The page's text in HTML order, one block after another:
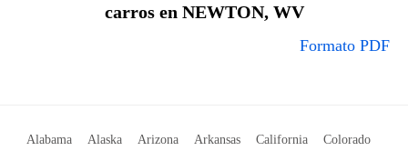
carros en NEWTON, WV
Formato PDF
Alabama Alaska Arizona Arkansas California Colorado